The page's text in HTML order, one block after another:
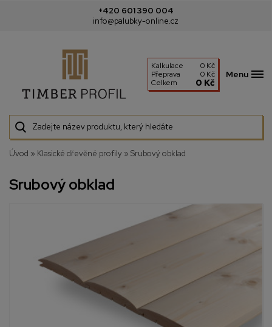
+420 601 390 004
info@palubky-online.cz
Kalkulace
0 Kč
Přeprava
0 Kč
Celkem
0 Kč
Menu
Úvod » Klasické dřevěné profily » Srubový obklad
Srubový obklad